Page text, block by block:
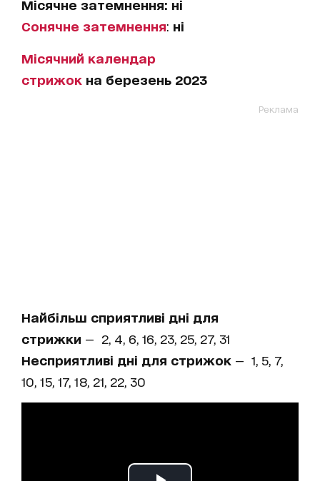
Місячне затемнення: ні
Сонячне затемнення: ні
Місячний календар
стрижок на березень 2023
Реклама
Найбільш сприятливі дні для
стрижки — 2, 4, 6, 16, 23, 25, 27, 31
Несприятливі дні для стрижок — 1, 5, 7,
10, 15, 17, 18, 21, 22, 30